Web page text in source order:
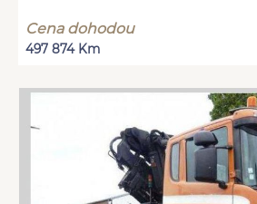
Cena dohodou
497 874 Km